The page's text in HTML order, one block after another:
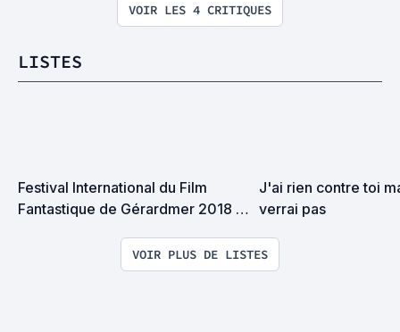
VOIR LES 4 CRITIQUES
LISTES
Festival International du Film
Fantastique de Gérardmer 2018 :
J'ai rien contre toi
verrai pas
VOIR PLUS DE LISTES